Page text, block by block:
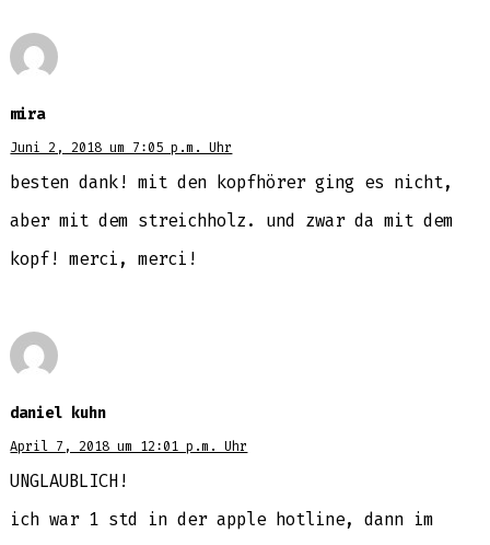
mira
Juni 2, 2018 um 7:05 p.m. Uhr
besten dank! mit den kopfhörer ging es nicht,
aber mit dem streichholz. und zwar da mit dem
kopf! merci, merci!
daniel kuhn
April 7, 2018 um 12:01 p.m. Uhr
UNGLAUBLICH!
ich war 1 std in der apple hotline, dann im